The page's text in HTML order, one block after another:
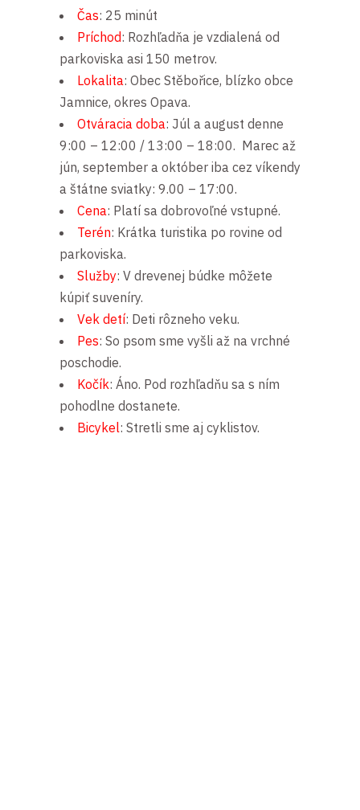
Čas: 25 minút
Príchod: Rozhľadňa je vzdialená od
parkoviska asi 150 metrov.
Lokalita: Obec Stěbořice, blízko obce
Jamnice, okres Opava.
Otváracia doba: Júl a august denne
9:00 – 12:00 / 13:00 – 18:00. Marec až
jún, september a október iba cez víkendy
a štátne sviatky: 9.00 – 17:00.
Cena: Platí sa dobrovoľné vstupné.
Terén: Krátka turistika po rovine od
parkoviska.
Služby: V drevenej búdke môžete
kúpiť suveníry.
Vek detí: Deti rôzneho veku.
Pes: So psom sme vyšli až na vrchné
poschodie.
Kočík: Áno. Pod rozhľadňu sa s ním
pohodlne dostanete.
Bicykel: Stretli sme aj cyklistov.